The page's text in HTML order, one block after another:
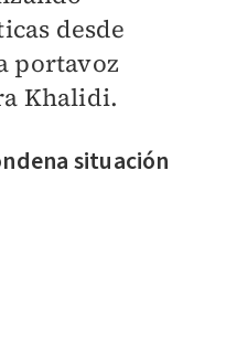
desde
portavoz
Khalidi.
situación